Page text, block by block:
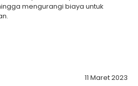
mengurangi biaya untuk
11 Maret 2023